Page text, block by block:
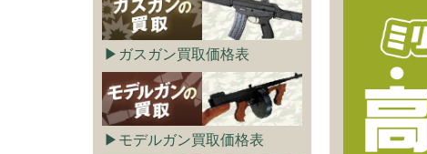
ガスガン買取価格表
モデルガン買取価格表